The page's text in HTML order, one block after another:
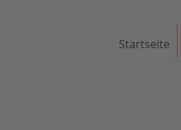
Startseite